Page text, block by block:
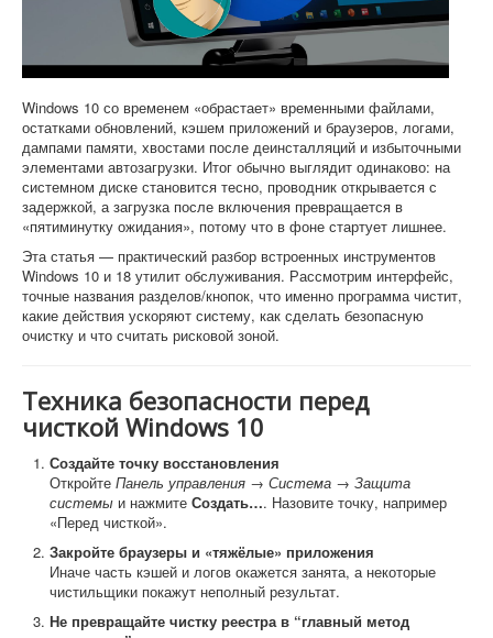
Windows 10 со временем «обрастает» временными файлами,
остатками обновлений, кэшем приложений и браузеров, логами,
дампами памяти, хвостами после деинсталляций и избыточными
элементами автозагрузки. Итог обычно выглядит одинаково: на
системном диске становится тесно, проводник открывается с
задержкой, а загрузка после включения превращается в
«пятиминутку ожидания», потому что в фоне стартует лишнее.
Эта статья — практический разбор встроенных инструментов
Windows 10 и 18 утилит обслуживания. Рассмотрим интерфейс,
точные названия разделов/кнопок, что именно программа чистит,
какие действия ускоряют систему, как сделать безопасную
очистку и что считать рисковой зоной.
Техника безопасности перед
чисткой Windows 10
Создайте точку восстановления
Откройте Панель управления → Система → Защита
системы и нажмите Создать…. Назовите точку, например
«Перед чисткой».
Закройте браузеры и «тяжёлые» приложения
Иначе часть кэшей и логов окажется занята, а некоторые
чистильщики покажут неполный результат.
Не превращайте чистку реестра в “главный метод